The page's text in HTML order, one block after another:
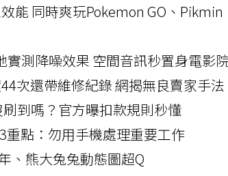
能 同時爽玩Pokemon GO、Pikmin
實測降噪效果 空間音訊秒置身電影
次還帶維修紀錄 網揭無良賣家手法
到嗎？官方曝扣款規則秒懂
重點：勿用手機處理重要工作
、熊大兔兔動態圖超Q